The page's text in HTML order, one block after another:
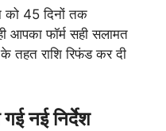
45 दिनों तक
आपका फॉर्म सही सलामत
तहत राशि रिफंड कर दी
नई निर्देश